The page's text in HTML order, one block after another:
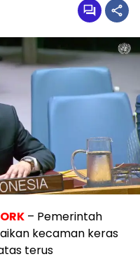
– Pemerintah
kecaman keras
terus